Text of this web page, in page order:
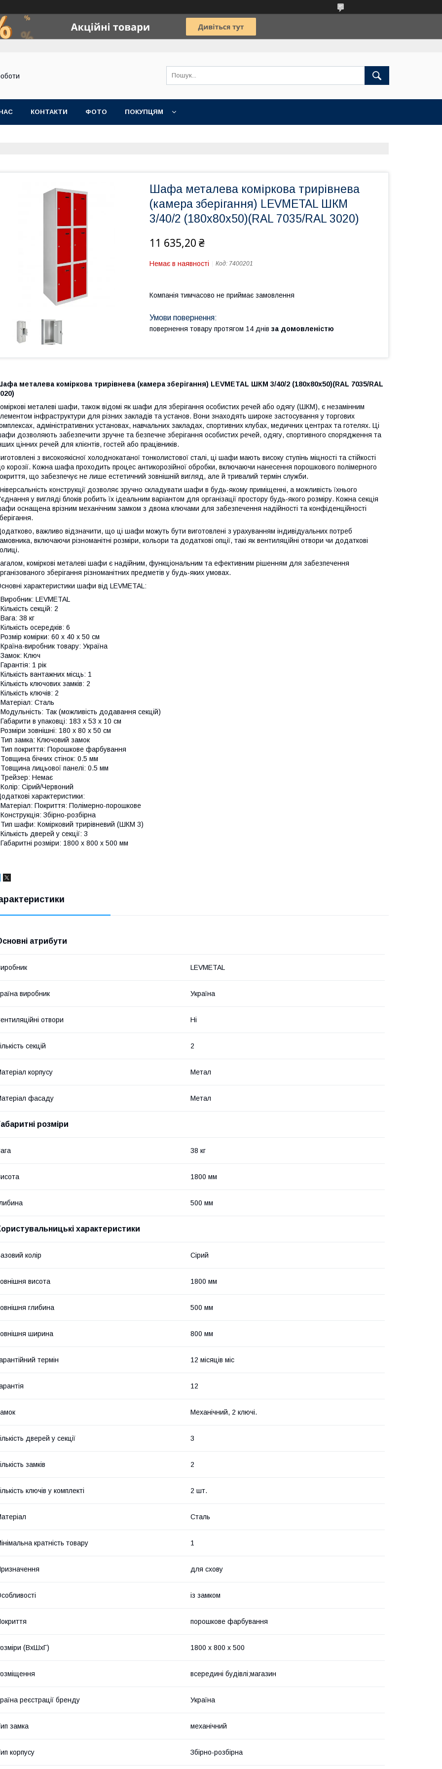
КОНТАКТИ ФОТО ПОКУПЦЯМ
Шафа металева коміркова трирівнева
(камера зберігання) LEVMETAL ШКМ
3/40/2 (180х80х50)(RAL 7035/RAL 3020)
11 635,20 ₴
Немає в наявності Код: 7400201
Компанія тимчасово не приймає замовлення
повернення товару протягом 14 днів за домовленістю
металева коміркова трирівнева (камера зберігання) LEVMETAL ШКМ 3/40/2 (180х80х50)(RAL 7035/RAL
металеві шафи, також відомі як шафи для зберігання особистих речей або одягу (ШКМ), є незамінним
інфраструктури для різних закладів та установ. Вони знаходять широке застосування у торгових
адміністративних установах, навчальних закладах, спортивних клубах, медичних центрах та готелях. Ці
дозволяють забезпечити зручне та безпечне зберігання особистих речей, одягу, спортивного спорядження та
цінних речей для клієнтів, гостей або працівників.
з високоякісної холоднокатаної тонколистової сталі, ці шафи мають високу ступінь міцності та стійкості
корозії. Кожна шафа проходить процес антикорозійної обробки, включаючи нанесення порошкового полімерного
що забезпечує не лише естетичний зовнішній вигляд, але й тривалий термін служби.
конструкції дозволяє зручно складувати шафи в будь-якому приміщенні, а можливість їхнього
у вигляді блоків робить їх ідеальним варіантом для організації простору будь-якого розміру. Кожна секція
оснащена врізним механічним замком з двома ключами для забезпечення надійності та конфіденційності
важливо відзначити, що ці шафи можуть бути виготовлені з урахуванням індивідуальних потреб
включаючи різноманітні розміри, кольори та додаткові опції, такі як вентиляційні отвори чи додаткові
коміркові металеві шафи є надійним, функціональним та ефективним рішенням для забезпечення
зберігання різноманітних предметів у будь-яких умовах.
характеристики шафи від LEVMETAL:
LEVMETAL
секцій: 2
38 кг
осередків: 6
комірки: 60 х 40 х 50 см
виробник товару: Україна
Ключ
1 рік
вантажних місць: 1
ключових замків: 2
ключів: 2
Сталь
Так (можливість додавання секцій)
в упаковці: 183 х 53 х 10 см
зовнішні: 180 х 80 х 50 см
замка: Ключовий замок
покриття: Порошкове фарбування
бічних стінок: 0.5 мм
лицьової панелі: 0.5 мм
Немає
Сірий/Червоний
характеристики:
Покриття: Полімерно-порошкове
Збірно-розбірна
шафи: Комірковий трирівневий (ШКМ 3)
дверей у секції: 3
розміри: 1800 х 800 х 500 мм
атрибути
LEVMETAL
виробник Україна
отвори Ні
секцій 2
корпусу Метал
фасаду Метал
розміри
38 кг
1800 мм
500 мм
характеристики
колір Сірий
висота 1800 мм
глибина 500 мм
ширина 800 мм
термін 12 місяців міс
12
Механічний, 2 ключі.
дверей у секції 3
замків 2
ключів у комплекті 2 шт.
Сталь
кратність товару 1
для схову
із замком
порошкове фарбування
(ВхШхГ) 1800 х 800 х 500
всередині будівлі;магазин
реєстрації бренду Україна
замка механічний
корпусу Збірно-розбірна